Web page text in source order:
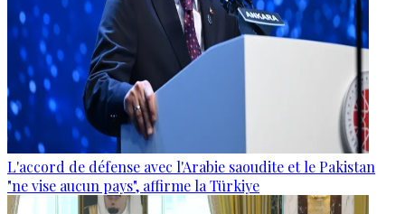
L'accord de défense avec l'Arabie saoudite et le Pakistan
"ne vise aucun pays", affirme la Türkiye